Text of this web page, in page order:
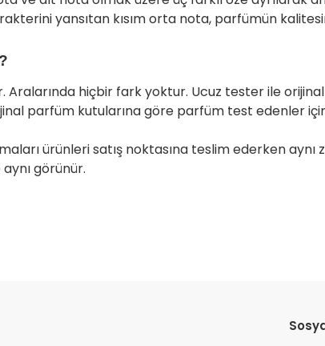
yansıtan kısım orta nota, parfümün
hiçbir fark yoktur. Ucuz tester ile
parfüm kutularına göre parfüm test edenler için
ürünleri satış noktasına teslim ederken
görünür.